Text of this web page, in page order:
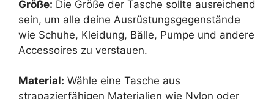
Größe: Die Größe der Tasche sollte ausreichend
sein, um alle deine Ausrüstungsgegenstände
wie Schuhe, Kleidung, Bälle, Pumpe und andere
Accessoires zu verstauen.
Material: Wähle eine Tasche aus
strapazierfähigen Materialien wie Nylon oder